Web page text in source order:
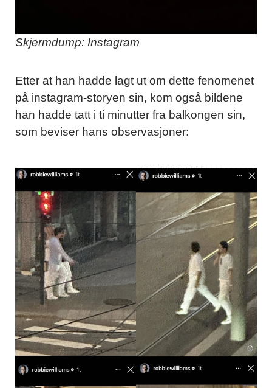
Skjermdump: Instagram
Etter at han hadde lagt ut om dette fenomenet
på instagram-storyen sin, kom også bildene
han hadde tatt i ti minutter fra balkongen sin,
som beviser hans observasjoner: